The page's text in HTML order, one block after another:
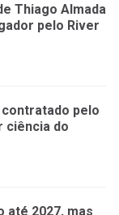
Thiago Almada
pelo River
pelo
ciência do
até 2027, mas